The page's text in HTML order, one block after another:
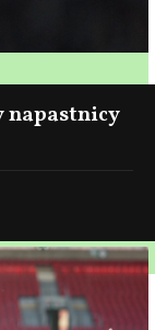
napastnicy